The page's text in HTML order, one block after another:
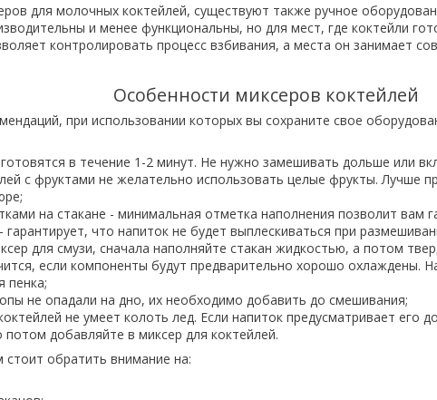
для молочных коктейлей, существуют также ручное
и менее функциональны, но для мест, где коктейли
контролировать процесс взбивания, а места он занимает
Особенности миксеров коктейлей
при использовании которых вы сохраните свое
в течение 1-2 минут. Не нужно замешивать дольше или
с фруктами не желательно использовать целые фрукты. Лучше
на стакане - минимальная отметка наполнения позволит вам
что напиток не будет выплескиваться при
для смузи, сначала наполняйте стакан жидкостью, а потом
если компоненты будут предварительно хорошо охлаждены.
пенка;
не опадали на дно, их необходимо добавить до смешивания;
не умеет колоть лед. Если напиток предусматривает его
добавляйте в миксер для коктейлей.
стоит обратить внимание на: